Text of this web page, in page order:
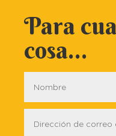
Para
cosa...